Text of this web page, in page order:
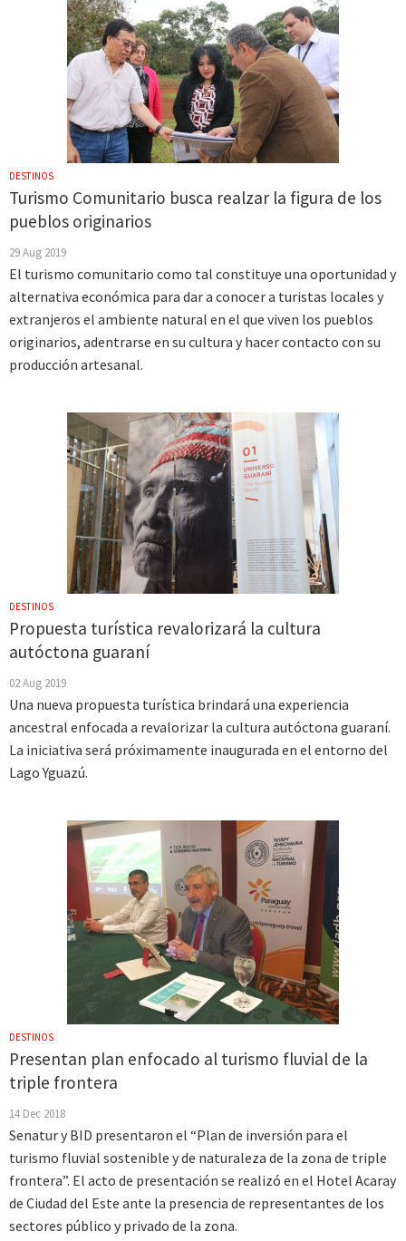
DESTINOS
Turismo Comunitario busca realzar la figura de los
pueblos originarios
29 Aug 2019
El turismo comunitario como tal constituye una oportunidad y
alternativa económica para dar a conocer a turistas locales y
extranjeros el ambiente natural en el que viven los pueblos
originarios, adentrarse en su cultura y hacer contacto con su
producción artesanal.
DESTINOS
Propuesta turística revalorizará la cultura
autóctona guaraní
02 Aug 2019
Una nueva propuesta turística brindará una experiencia
ancestral enfocada a revalorizar la cultura autóctona guaraní.
La iniciativa será próximamente inaugurada en el entorno del
Lago Yguazú.
DESTINOS
Presentan plan enfocado al turismo fluvial de la
triple frontera
14 Dec 2018
Senatur y BID presentaron el “Plan de inversión para el
turismo fluvial sostenible y de naturaleza de la zona de triple
frontera”. El acto de presentación se realizó en el Hotel Acaray
de Ciudad del Este ante la presencia de representantes de los
sectores público y privado de la zona.